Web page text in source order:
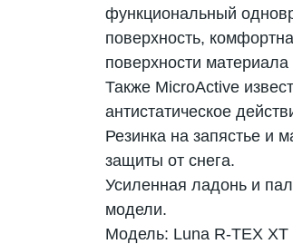
функциональный
поверхность,
поверхности
Также MicroActive
антистатическое
Резинка на запястье и
защиты от снега.
Усиленная ладонь и
модели.
Модель: Luna R-TEX XT